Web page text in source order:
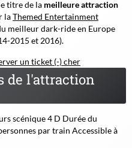
titre de la meilleure attraction
laThemed Entertainment
meilleur dark-ride en Europe
2015 et 2016).
un ticket (-) cher
de l'attraction
scénique 4 D Durée du
par train Accessible à